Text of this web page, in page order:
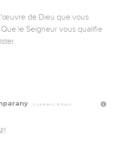
de Dieu que vous
le Seigneur vous qualifie
Il y a 6 ans, 8 mois